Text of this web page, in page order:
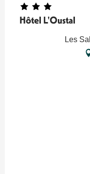
Hôtel L'Oustal
Les